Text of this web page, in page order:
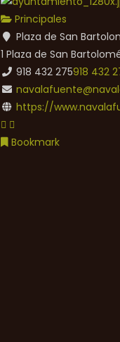
Principales
Plaza de San
1 Plaza de San
918 432 275918 432
https://
Bookmark